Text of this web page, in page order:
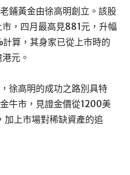
鋪黃金由徐高明創立。該股
，四月最高見881元，升幅
算，其身家已從上市時的
元。
徐高明的成功之路別具特
牛市，見證金價從1200美
上市場對稀缺資產的追